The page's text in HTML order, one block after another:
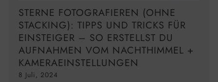
STERNE FOTOGRAFIEREN (OHNE
STACKING): TIPPS UND TRICKS FÜR
EINSTEIGER – SO ERSTELLST DU
AUFNAHMEN VOM NACHTHIMMEL +
KAMERAEINSTELLUNGEN
8 Juli, 2024